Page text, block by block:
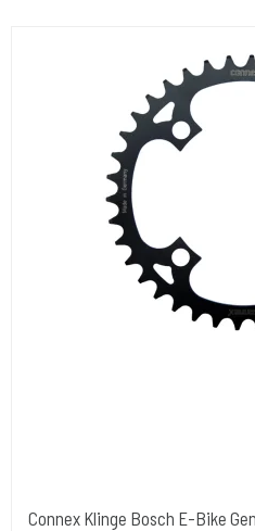
Connex Klinge Bosch E-Bike